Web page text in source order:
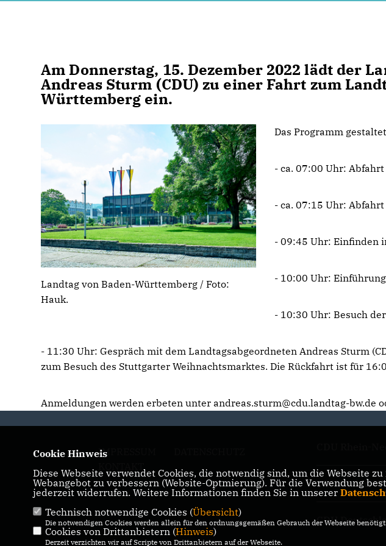
Am Donnerstag, 15. Dezember 2022 lädt der
Andreas Sturm (CDU) zu einer Fahrt zum
Württemberg ein.
Landtag von Baden-Württemberg / Foto:
Hauk.
Das Programm
- ca. 07:00 Uhr:
- ca. 07:15 Uhr:
- 09:45 Uhr: Einfinden
- 10:00 Uhr:
- 10:30 Uhr: Besuch
- 11:30 Uhr: Gespräch mit dem Landtagsabgeordneten Andreas Sturm
zum Besuch des Stuttgarter Weihnachtsmarktes. Die Rückfahrt ist für
Anmeldungen werden erbeten unter andreas.sturm@cdu.landtag-bw.de
IMPRESSUM
KONTAKT
CDU Baden-
CDU
Cookie Hinweis
Diese Webseite verwendet Cookies, die notwendig sind, um die Webseite
Webangebot zu verbessern (Website-Optmierung). Für die Verwendung
jederzeit widerrufen. Weitere Informationen finden Sie in unserer
Technisch notwendige Cookies (Übersicht)
Die notwendigen Cookies werden allein für den ordnungsgemäßen Gebrauch der Webseite
Cookies von Drittanbietern (Hinweis)
Derzeit verzichten wir auf Scripte von Drittanbietern auf der Webseite.